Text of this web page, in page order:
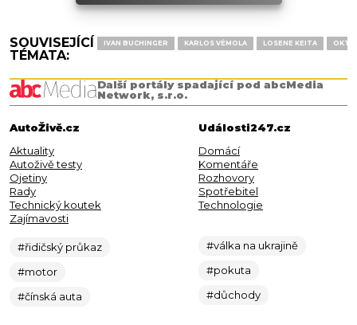
SOUVISEJÍCÍ
TÉMATA:
IVAN BUCHINGER KARLOS VÉMOLA LOSENE KEITA
Další portály spadající pod abcMedia
Network, s.r.o.
AutoŽivě.cz
Aktuality
Autoživě testy
Ojetiny
Rady
Technický koutek
Zajímavosti
#řidičský průkaz
#motor
#čínská auta
Události247.cz
Domácí
Komentáře
Rozhovory
Spotřebitel
Technologie
#válka na ukrajině
#pokuta
#důchody